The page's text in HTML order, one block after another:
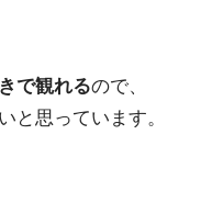
で観れるので、
と思っています。